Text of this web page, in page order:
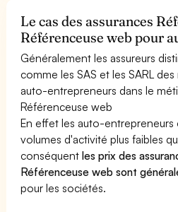
Le cas des assurances
Référenceuse web pour
Généralement les assureurs
comme les SAS et les SARL
auto-entrepreneurs dans le
Référenceuse web
En effet les auto-
volumes d'activité plus faibles
conséquentles prix des
Référenceuse web sont
pour les sociétés.